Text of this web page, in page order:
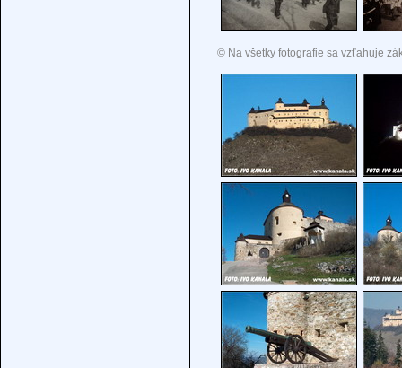
© Na všetky fotografie sa vzťahuje